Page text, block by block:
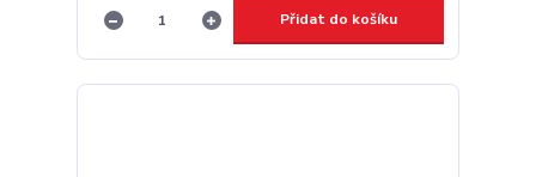
Přidat do košíku